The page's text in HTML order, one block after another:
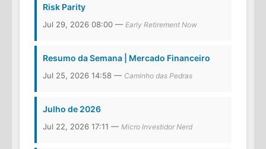
Risk Parity
Jul 29, 2026 08:00 — Early Retirement Now
Resumo da Semana | Mercado Financeiro
Jul 25, 2026 14:58 — Caminho das Pedras
Julho de 2026
Jul 22, 2026 17:11 — Micro Investidor Nerd